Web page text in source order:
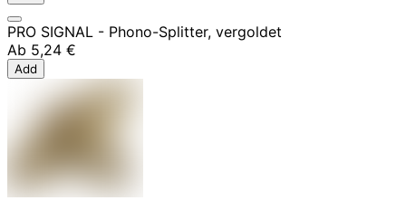
PRO SIGNAL - Phono-Splitter, vergoldet
Ab 5,24 €
Add